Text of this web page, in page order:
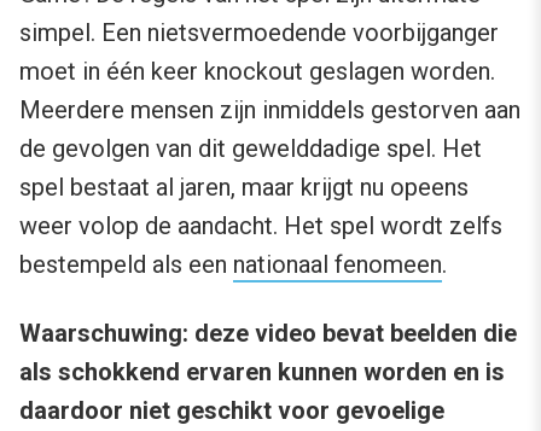
simpel. Een nietsvermoedende voorbijganger
moet in één keer knockout geslagen worden.
Meerdere mensen zijn inmiddels gestorven aan
de gevolgen van dit gewelddadige spel. Het
spel bestaat al jaren, maar krijgt nu opeens
weer volop de aandacht. Het spel wordt zelfs
bestempeld als een nationaal fenomeen.
Waarschuwing: deze video bevat beelden die
als schokkend ervaren kunnen worden en is
daardoor niet geschikt voor gevoelige